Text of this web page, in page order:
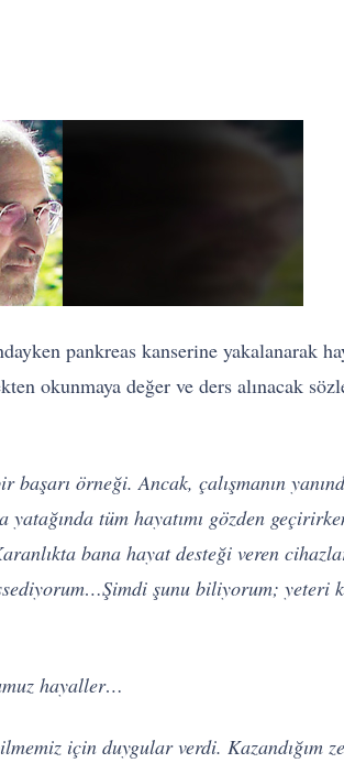
pankreas kanserine yakalanarak
okunmaya değer ve ders alınacak
başarı örneği. Ancak, çalışmanın
tüm hayatımı gözden
bana hayat desteği veren
Şimdi şunu biliyorum; yeteri
hayaller…
için duygular verdi. Kazandığım